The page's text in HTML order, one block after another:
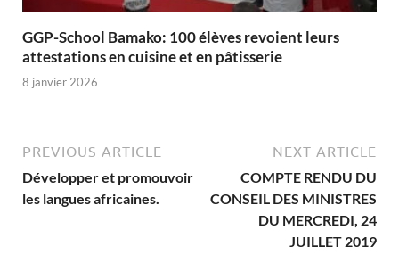
GGP-School Bamako: 100 élèves revoient leurs
attestations en cuisine et en pâtisserie
8 janvier 2026
PREVIOUS ARTICLE
Développer et promouvoir
les langues africaines.
NEXT ARTICLE
COMPTE RENDU DU
CONSEIL DES MINISTRES
DU MERCREDI, 24
JUILLET 2019